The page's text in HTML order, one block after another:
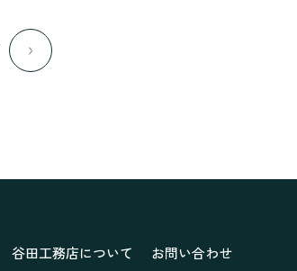
上林の「家」
優美な「家」
再会、熟考の「家」
家族の声が聞こえる家
谷田工務店について お問い合わせ